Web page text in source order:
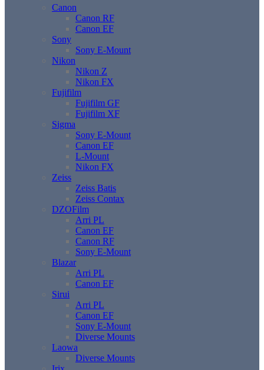
Canon
Canon RF
Canon EF
Sony
Sony E-Mount
Nikon
Nikon Z
Nikon FX
Fujifilm
Fujifilm GF
Fujifilm XF
Sigma
Sony E-Mount
Canon EF
L-Mount
Nikon FX
Zeiss
Zeiss Batis
Zeiss Contax
DZOFilm
Arri PL
Canon EF
Canon RF
Sony E-Mount
Blazar
Arri PL
Canon EF
Sirui
Arri PL
Canon EF
Sony E-Mount
Diverse Mounts
Laowa
Diverse Mounts